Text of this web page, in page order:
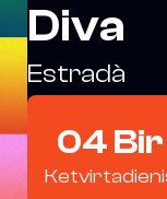
Diva
Estradà
04 Bir